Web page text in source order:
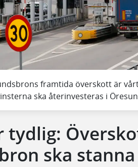
framtida överskott är
ska återinvesteras i
tydlig:
ska stanna